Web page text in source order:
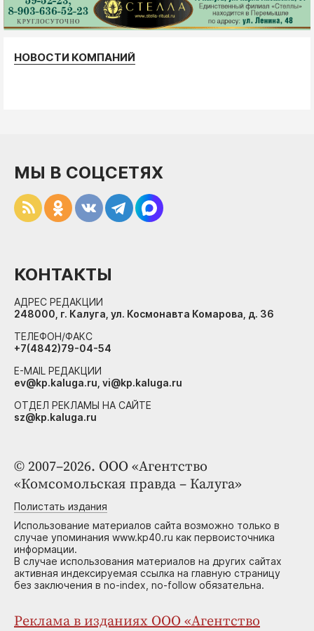
НОВОСТИ КОМПАНИЙ
© 2007–2026. ООО «Агентство
«Комсомольская правда – Калуга»
Полистать издания
Использование материалов сайта возможно только в
случае упоминания www.kp40.ru как первоисточника
информации.
В случае использования материалов на других сайтах
активная индексируемая ссылка на главную страницу
без заключения в no-index, no-follow обязательна.
Реклама в изданиях ООО «Агентство
МЫ В СОЦСЕТЯХ
КОНТАКТЫ
АДРЕС РЕДАКЦИИ
248000, г. Калуга, ул. Космонавта Комарова, д. 36
ТЕЛЕФОН/ФАКС
+7(4842)79-04-54
E-MAIL РЕДАКЦИИ
ev@kp.kaluga.ru, vi@kp.kaluga.ru
ОТДЕЛ РЕКЛАМЫ НА САЙТЕ
sz@kp.kaluga.ru